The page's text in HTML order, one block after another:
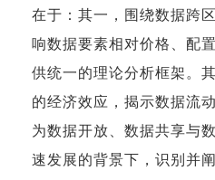
在于：其一，围绕数据跨
响数据要素相对价格、配
供统一的理论分析框架。
的经济效应，揭示数据流
为数据开放、数据共享与
速发展的背景下，识别并